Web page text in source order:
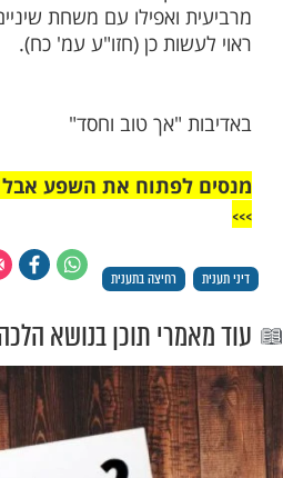
להתרחץ בתענית?
ותשמיש המיטה (חזו"ע
לצחצח שיניים
את פיו בתענית כשממלא
עם משחת שיניים,
טוב וחסד"